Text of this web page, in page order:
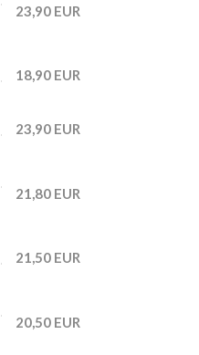
23,90 EUR
18,90 EUR
23,90 EUR
21,80 EUR
21,50 EUR
20,50 EUR